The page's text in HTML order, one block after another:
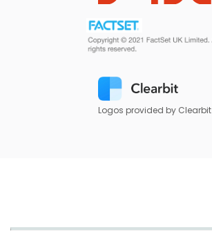
Logos provided by Clearbit